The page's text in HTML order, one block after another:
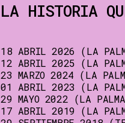
LA HISTORIA
18 ABRIL 2026 (LA
12 ABRIL 2025 (LA
23 MARZO 2024 (LA
01 ABRIL 2023 (LA
29 MAYO 2022 (LA
17 ABRIL 2019 (LA